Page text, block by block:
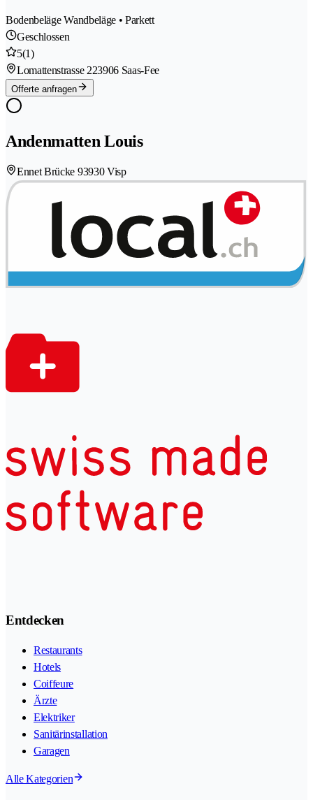
Bodenbeläge Wandbeläge • Parkett
Geschlossen
5(1)
Lomattenstrasse 223906 Saas-Fee
Offerte anfragen
Andenmatten Louis
Ennet Brücke 93930 Visp
Entdecken
Restaurants
Hotels
Coiffeure
Ärzte
Elektriker
Sanitärinstallation
Garagen
Alle Kategorien